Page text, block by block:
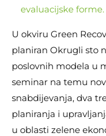
evaluacijske forme.
U okviru Green
planiran Okrugli sto
poslovnih modela u
seminar na temu
snabdijevanja, dva
planiranja i
u oblasti zelene